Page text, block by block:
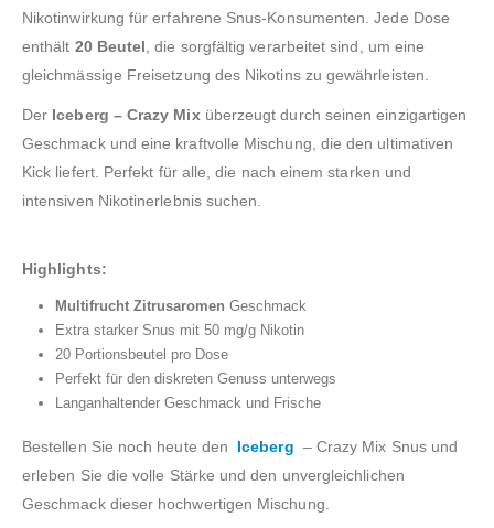
Nikotinwirkung für erfahrene Snus-Konsumenten. Jede Dose
enthält 20 Beutel , die sorgfältig verarbeitet sind, um eine
gleichmässige Freisetzung des Nikotins zu gewährleisten.
Der Iceberg – Crazy Mixüberzeugt durch seinen einzigartigen
Geschmack und eine kraftvolle Mischung, die den ultimativen
Kick liefert. Perfekt für alle, die nach einem starken und
intensiven Nikotinerlebnis suchen.
Highlights:
Multifrucht Zitrusaromen Geschmack
Extra starker Snus mit 50 mg/g Nikotin
20 Portionsbeutel pro Dose
Perfekt für den diskreten Genuss unterwegs
Langanhaltender Geschmack und Frische
Bestellen Sie noch heute den Iceberg – Crazy Mix Snus und
erleben Sie die volle Stärke und den unvergleichlichen
Geschmack dieser hochwertigen Mischung.